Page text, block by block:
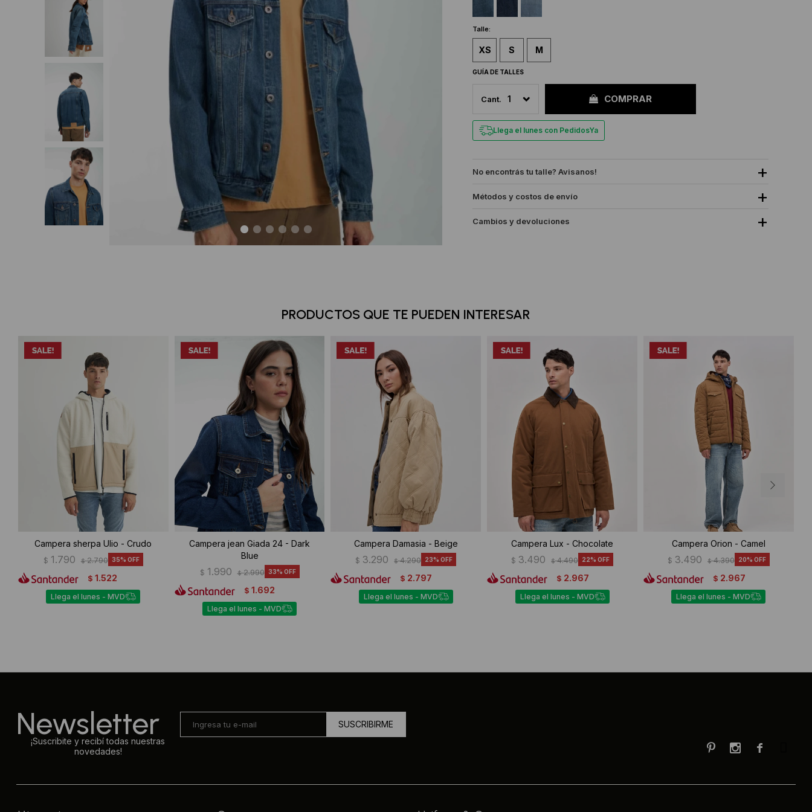
Talle:
XS S M
GUÍA DE TALLES
1 COMPRAR
Llega el lunes con PedidosYa
No encontrás tu talle? Avisanos!
Métodos y costos de envío
Cambios y devoluciones
PRODUCTOS QUE TE PUEDEN INTERESAR
Campera sherpa Ulio - Crudo
$ 1.790 $ 2.790 35
$ 1.522
Llega el lunes - MVD
Campera jean Giada 24 - Dark
Blue
$ 1.990 $ 2.990 33
$ 1.692
Llega el lunes - MVD
Campera Damasia - Beige
$ 3.290 $ 4.290 23
$ 2.797
Llega el lunes - MVD
Campera Lux - Chocolate
$ 3.490 $ 4.490 22
$ 2.967
Llega el lunes - MVD
Campera Orion - Camel
$ 3.490 $ 4.390 20
$ 2.967
Llega el lunes - MVD
Newsletter
¡Suscribite y recibí todas nuestras
novedades!
SUSCRIBIRME

 